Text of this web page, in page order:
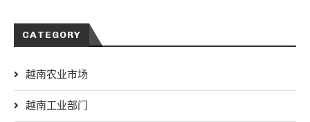
CATEGORY
越南农业市场
越南工业部门